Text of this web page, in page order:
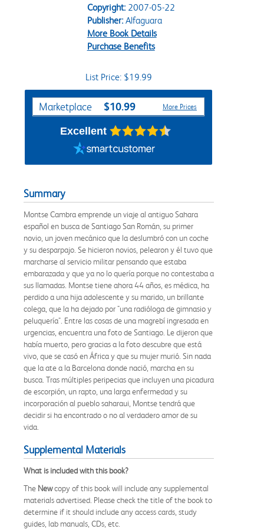
Copyright:2007-05-22
Publisher:Alfaguara
More Book Details
Purchase Benefits
List Price: $19.99
Purchase Options
Marketplace $10.99 More Prices
Excellent
Summary
Montse Cambra emprende un viaje al antiguo Sahara
español en busca de Santiago San Román, su primer
novio, un joven mecánico que la deslumbró con un coche
y su desparpajo. Se hicieron novios, pelearon y él tuvo que
marcharse al servicio militar pensando que estaba
embarazada y que ya no lo quería porque no contestaba a
sus llamadas. Montse tiene ahora 44 años, es médica, ha
perdido a una hija adolescente y su marido, un brillante
colega, que la ha dejado por "una radióloga de gimnasio y
peluquería". Entre las cosas de una magrebí ingresada en
urgencias, encuentra una foto de Santiago. Le dijeron que
había muerto, pero gracias a la foto descubre que está
vivo, que se casó en África y que su mujer murió. Sin nada
que la ate a la Barcelona donde nació, marcha en su
busca. Tras múltiples peripecias que incluyen una picadura
de escorpión, un rapto, una larga enfermedad y su
incorporación al pueblo saharaui, Montse tendrá que
decidir si ha encontrado o no al verdadero amor de su
vida.
Supplemental Materials
What is included with this book?
The Newcopy of this book will include any supplemental
materials advertised. Please check the title of the book to
determine if it should include any access cards, study
guides, lab manuals, CDs, etc.